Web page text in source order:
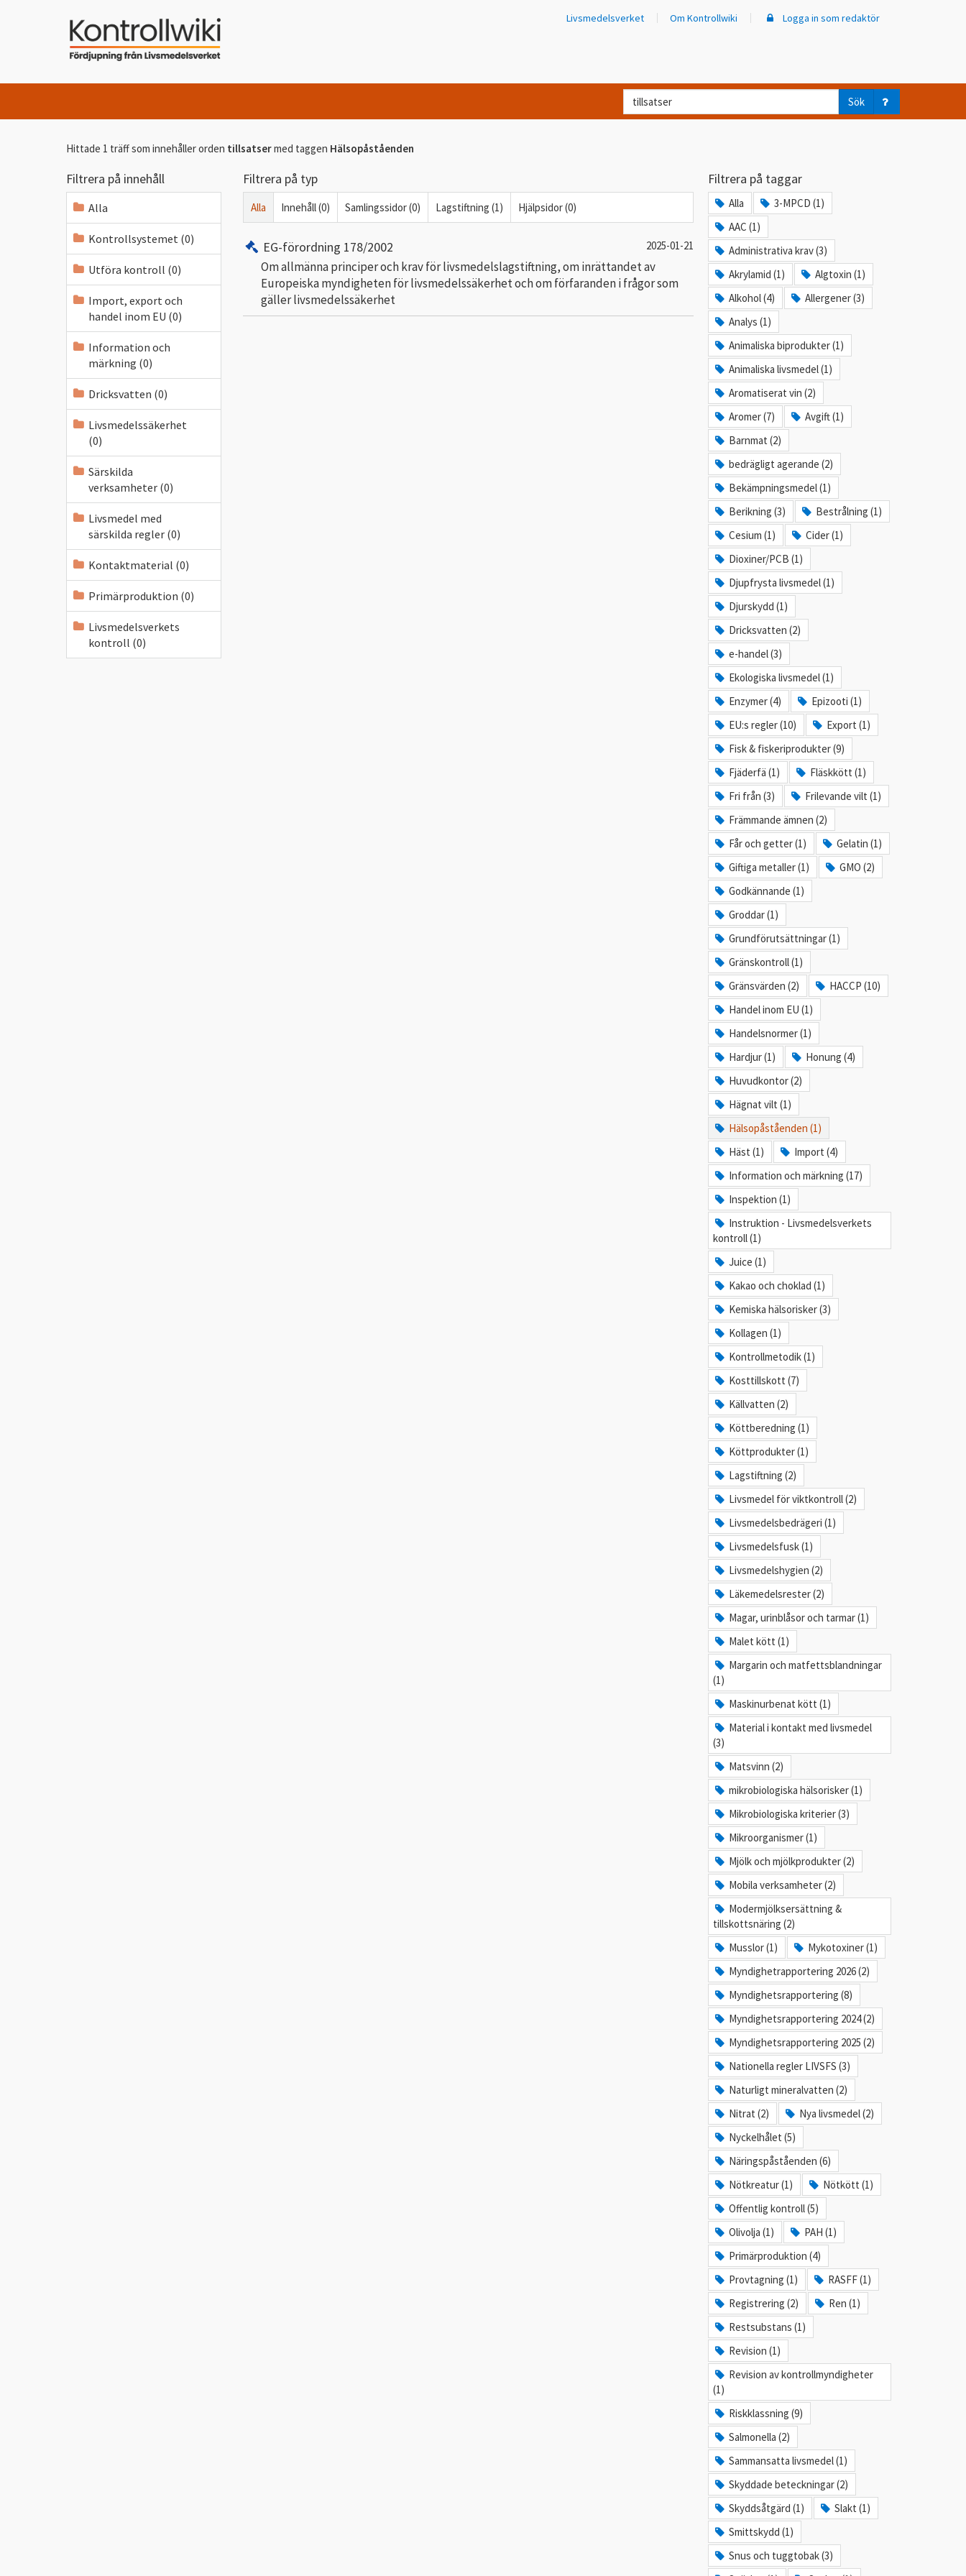
Livsmedelsverket Om Kontrollwiki Logga in som redaktör
Vad
letar
Kontrollwiki?
Sök
Hittade 1 träff som innehåller orden tillsatsermed taggen Hälsopåståenden
Filtrera på innehåll
Alla
Kontrollsystemet (0)
Utföra kontroll (0)
Import, export och
handel inom EU (0)
Information och
märkning (0)
Dricksvatten (0)
Livsmedelssäkerhet
(0)
Särskilda
verksamheter (0)
Livsmedel med
särskilda regler (0)
Kontaktmaterial (0)
Primärproduktion (0)
Livsmedelsverkets
kontroll (0)
Filtrera på typ
Alla Innehåll (0) Samlingssidor (0) Lagstiftning (1) Hjälpsidor (0)
EG-förordning 178/2002 2025-01-21
Om allmänna principer och krav för livsmedelslagstiftning, om inrättandet av
Europeiska myndigheten för livsmedelssäkerhet och om förfaranden i frågor som
gäller livsmedelssäkerhet
Filtrera på taggar
Alla
3-MPCD (1)
AAC (1)
Administrativa krav (3)
Akrylamid (1)
Algtoxin (1)
Alkohol (4)
Allergener (3)
Analys (1)
Animaliska biprodukter (1)
Animaliska livsmedel (1)
Aromatiserat vin (2)
Aromer (7)
Avgift (1)
Barnmat (2)
bedrägligt agerande (2)
Bekämpningsmedel (1)
Berikning (3)
Bestrålning (1)
Cesium (1)
Cider (1)
Dioxiner/PCB (1)
Djupfrysta livsmedel (1)
Djurskydd (1)
Dricksvatten (2)
e-handel (3)
Ekologiska livsmedel (1)
Enzymer (4)
Epizooti (1)
EU:s regler (10)
Export (1)
Fisk & fiskeriprodukter (9)
Fjäderfä (1)
Fläskkött (1)
Fri från (3)
Frilevande vilt (1)
Främmande ämnen (2)
Får och getter (1)
Gelatin (1)
Giftiga metaller (1)
GMO (2)
Godkännande (1)
Groddar (1)
Grundförutsättningar (1)
Gränskontroll (1)
Gränsvärden (2)
HACCP (10)
Handel inom EU (1)
Handelsnormer (1)
Hardjur (1)
Honung (4)
Huvudkontor (2)
Hägnat vilt (1)
Hälsopåståenden (1)
Häst (1)
Import (4)
Information och märkning (17)
Inspektion (1)
Instruktion - Livsmedelsverkets
kontroll (1)
Juice (1)
Kakao och choklad (1)
Kemiska hälsorisker (3)
Kollagen (1)
Kontrollmetodik (1)
Kosttillskott (7)
Källvatten (2)
Köttberedning (1)
Köttprodukter (1)
Lagstiftning (2)
Livsmedel för viktkontroll (2)
Livsmedelsbedrägeri (1)
Livsmedelsfusk (1)
Livsmedelshygien (2)
Läkemedelsrester (2)
Magar, urinblåsor och tarmar (1)
Malet kött (1)
Margarin och matfettsblandningar
(1)
Maskinurbenat kött (1)
Material i kontakt med livsmedel
(3)
Matsvinn (2)
mikrobiologiska hälsorisker (1)
Mikrobiologiska kriterier (3)
Mikroorganismer (1)
Mjölk och mjölkprodukter (2)
Mobila verksamheter (2)
Modermjölksersättning &
tillskottsnäring (2)
Musslor (1)
Mykotoxiner (1)
Myndighetrapportering 2026 (2)
Myndighetsrapportering (8)
Myndighetsrapportering 2024 (2)
Myndighetsrapportering 2025 (2)
Nationella regler LIVSFS (3)
Naturligt mineralvatten (2)
Nitrat (2)
Nya livsmedel (2)
Nyckelhålet (5)
Näringspåståenden (6)
Nötkreatur (1)
Nötkött (1)
Offentlig kontroll (5)
Olivolja (1)
PAH (1)
Primärproduktion (4)
Provtagning (1)
RASFF (1)
Registrering (2)
Ren (1)
Restsubstans (1)
Revision (1)
Revision av kontrollmyndigheter
(1)
Riskklassning (9)
Salmonella (2)
Sammansatta livsmedel (1)
Skyddade beteckningar (2)
Skyddsåtgärd (1)
Slakt (1)
Smittskydd (1)
Snus och tuggtobak (3)